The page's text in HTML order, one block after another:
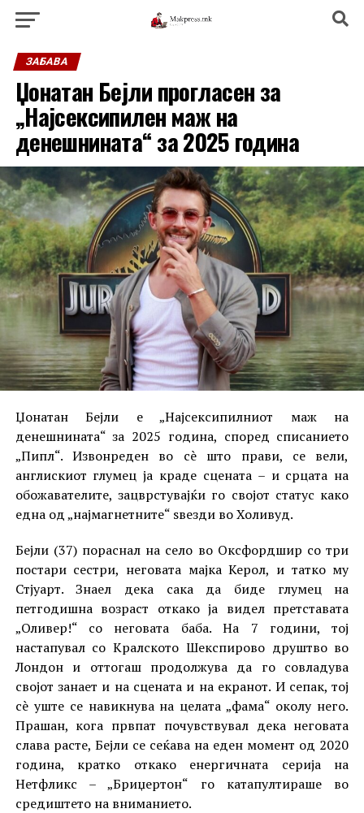
ЗАБАВА
Џонатан Бејли прогласен за
„Најсексипилен маж на
денешнината“ за 2025 година
Џонатан Бејли е „Најсексипилниот маж на
денешнината“ за 2025 година, според списанието
„Пипл“. Извонреден во сè што прави, се вели,
англискиот глумец ја краде сцената – и срцата на
обожавателите, зацврстувајќи го својот статус како
една од „најмагнетните“ ѕвезди во Холивуд.
Бејли (37) пораснал на село во Оксфордшир со три
постари сестри, неговата мајка Керол, и татко му
Стјуарт. Знаел дека сака да биде глумец на
петгодишна возраст откако ја видел претставата
„Оливер!“ со неговата баба. На 7 години, тој
настапувал со Кралското Шекспирово друштво во
Лондон и оттогаш продолжува да го совладува
својот занает и на сцената и на екранот. И сепак, тој
сè уште се навикнува на целата „фама“ околу него.
Прашан, кога првпат почувствувал дека неговата
слава расте, Бејли се сеќава на еден момент од 2020
година, кратко откако енергичната серија на
Нетфликс – „Бриџертон“ го катапултираше во
средиштето на вниманието.